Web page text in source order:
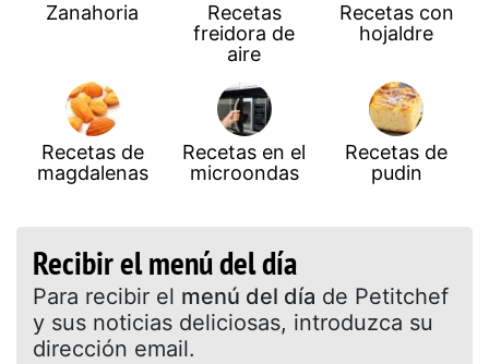
Zanahoria
Recetas
freidora de
aire
Recetas con
hojaldre
Recetas de
magdalenas
Recetas en el
microondas
Recetas de
pudin
Recibir el menú del día
Para recibir el menú del día de Petitchef
y sus noticias deliciosas, introduzca su
dirección email.